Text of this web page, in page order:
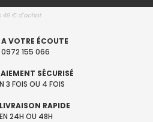
49 € d'achat
A VOTRE ÉCOUTE
0972 155 066
SÉCURISÉ
3 FOIS OU 4 FOIS
LIVRAISON RAPIDE
EN 24H OU 48H